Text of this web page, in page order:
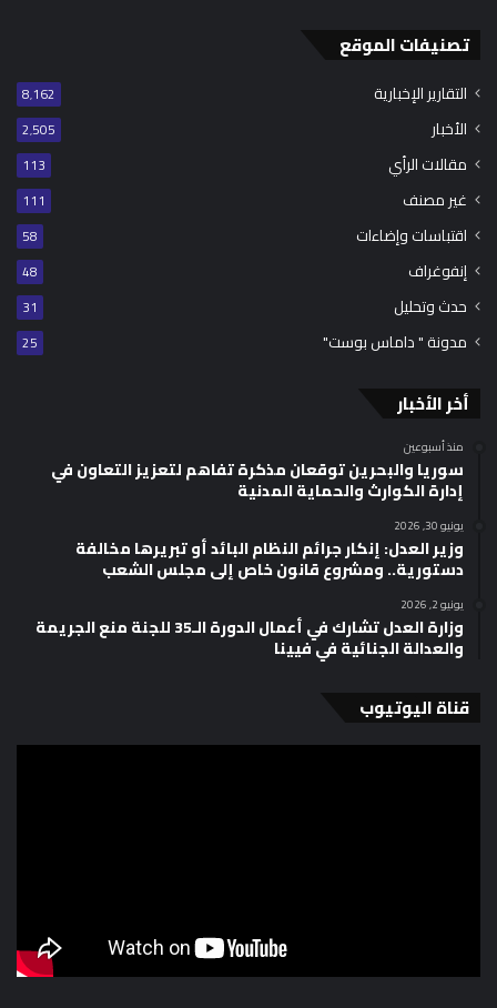
تصنيفات الموقع
التقارير الإخبارية 8٬162
الأخبار 2٬505
مقالات الرأي 113
غير مصنف 111
اقتباسات وإضاءات 58
إنفوغراف 48
حدث وتحليل 31
مدونة " داماس بوست" 25
أخر الأخبار
منذ أسبوعين
سوريا والبحرين توقعان مذكرة تفاهم لتعزيز التعاون في
إدارة الكوارث والحماية المدنية
يونيو 30, 2026
وزير العدل: إنكار جرائم النظام البائد أو تبريرها مخالفة
دستورية.. ومشروع قانون خاص إلى مجلس الشعب
يونيو 2, 2026
وزارة العدل تشارك في أعمال الدورة الـ35 للجنة منع الجريمة
والعدالة الجنائية في فيينا
قناة اليوتيوب